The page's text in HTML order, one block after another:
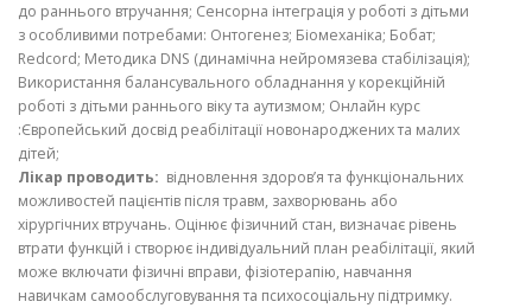
до раннього втручання; Сенсорна інтеграція у роботі з дітьми
з особливими потребами: Онтогенез; Біомеханіка; Бобат;
Redcord; Методика DNS (динамічна нейромязева стабілізація);
Використання балансувального обладнання у корекційній
роботі з дітьми раннього віку та аутизмом; Онлайн курс
:Європейський досвід реабілітації новонароджених та малих
дітей;
Лікар проводить: відновлення здоров’я та функціональних
можливостей пацієнтів після травм, захворювань або
хірургічних втручань. Оцінює фізичний стан, визначає рівень
втрати функцій і створює індивідуальний план реабілітації, який
може включати фізичні вправи, фізіотерапію, навчання
навичкам самообслуговування та психосоціальну підтримку.